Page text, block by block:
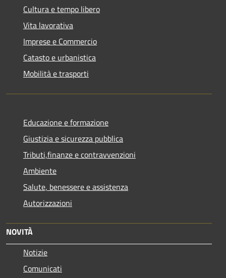
Cultura e tempo libero
Vita lavorativa
Imprese e Commercio
Catasto e urbanistica
Mobilità e trasporti
Educazione e formazione
Giustizia e sicurezza pubblica
Tributi,finanze e contravvenzioni
Ambiente
Salute, benessere e assistenza
Autorizzazioni
NOVITÀ
Notizie
Comunicati